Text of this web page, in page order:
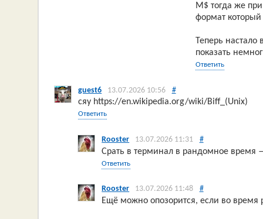
M$ тогда же
формат
Теперь
показать
Ответить
guest6 13.07.2026 10:56 #
сяу https://en.wikipedia.org/wiki/Biff_(Unix)
Ответить
Rooster 13.07.2026 11:31 #
Срать в терминал в рандомное время
Ответить
Rooster 13.07.2026 11:48 #
Ещё можно опозорится, если во время